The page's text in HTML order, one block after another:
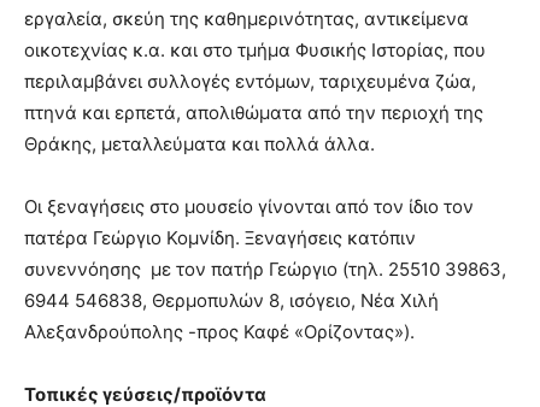
εργαλεία, σκεύη της καθημερινότητας, αντικείμενα
οικοτεχνίας κ.α. και στο τμήμα Φυσικής Ιστορίας, που
περιλαμβάνει συλλογές εντόμων, ταριχευμένα ζώα,
πτηνά και ερπετά, απολιθώματα από την περιοχή της
Θράκης, μεταλλεύματα και πολλά άλλα.
Οι ξεναγήσεις στο μουσείο γίνονται από τον ίδιο τον
πατέρα Γεώργιο Κομνίδη. Ξεναγήσεις κατόπιν
συνεννόησης με τον πατήρ Γεώργιο (τηλ. 25510 39863,
6944 546838, Θερμοπυλών 8, ισόγειο, Νέα Χιλή
Αλεξανδρούπολης -προς Καφέ «Ορίζοντας»).
Τοπικές γεύσεις/προϊόντα